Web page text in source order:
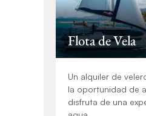
Flota de Vela
Un alquiler de
la oportunidad de
disfruta de una